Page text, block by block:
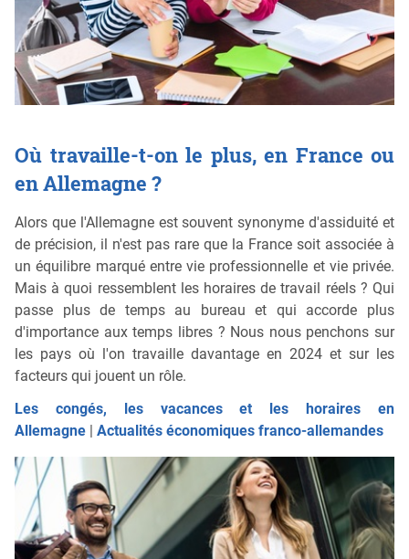
Où travaille-t-on le plus, en France ou
en Allemagne ?
Alors que l'Allemagne est souvent synonyme d'assiduité et
de précision, il n'est pas rare que la France soit associée à
un équilibre marqué entre vie professionnelle et vie privée.
Mais à quoi ressemblent les horaires de travail réels ? Qui
passe plus de temps au bureau et qui accorde plus
d'importance aux temps libres ? Nous nous penchons sur
les pays où l'on travaille davantage en 2024 et sur les
facteurs qui jouent un rôle.
Les congés, les vacances et les horaires en
Allemagne | Actualités économiques franco-allemandes